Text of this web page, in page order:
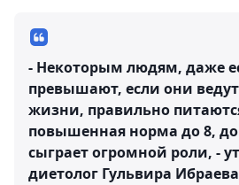
- Некоторым людям, даже
превышают, если они
жизни, правильно
повышенная норма до 8,
сыграет огромной роли, -
диетолог Гульвира